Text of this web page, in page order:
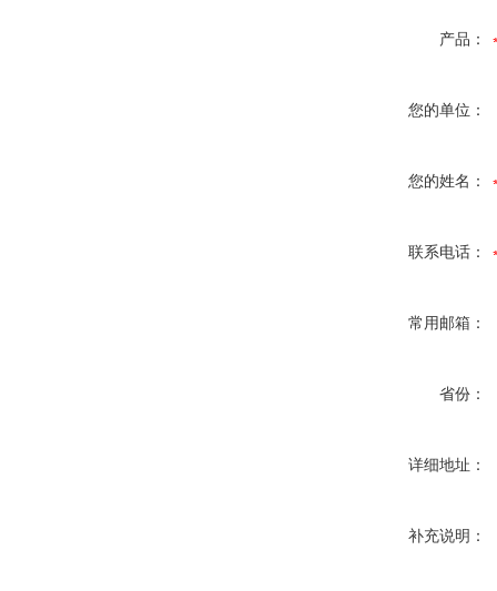
产品：
您的单位：
您的姓名：
联系电话：
常用邮箱：
省份：
详细地址：
补充说明：